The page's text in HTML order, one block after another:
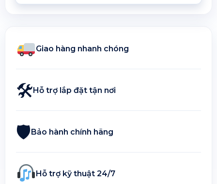
Giao hàng nhanh chóng
🛠Hỗ trợ lắp đặt tận nơi
🛡Bảo hành chính hãng
Hỗ trợ kỹ thuật 24/7